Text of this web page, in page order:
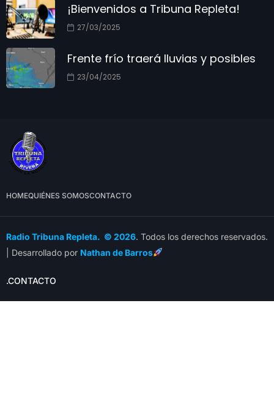
¡Bienvenidos a Tribuna Repleta!
27/03/2025
Frente frío traerá lluvias y posibles
23/04/2025
HOMEQUIÉNES SOMOSCONTACTO
Radio Tribuna Repleta. © 2026. Todos los derechos reservados.
| Desarrollado por Nathan de Barros
.CONTACTO